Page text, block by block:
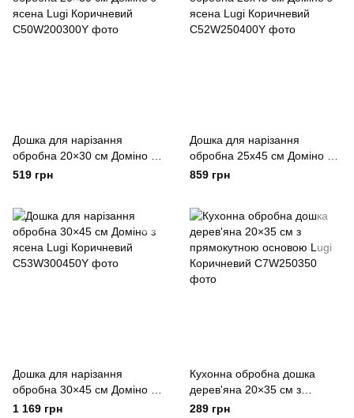
Дошка для нарізання
обробна 20×30 см Доміно з
ясена Lugi Коричневий
519 грн
Дошка для нарізання
обробна 25x45 см Доміно з
ясена Lugi Коричневий
859 грн
Дошка для нарізання
обробна 30×45 см Доміно з
ясена Lugi Коричневий
1 169 грн
Кухонна обробна дошка
дерев'яна 20×35 см з
прямокутною основою Lugi
289 грн